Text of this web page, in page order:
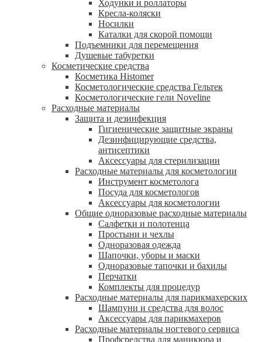
Ходунки и роллаторы
Кресла-коляски
Носилки
Каталки для скорой помощи
Подъемники для перемещения
Душевые табуретки
Косметические средства
Косметика Histomer
Косметологические средства Гельтек
Косметологические гели Noveline
Расходные материалы
Защита и дезинфекция
Гигиенические защитные экраны
Дезинфицирующие средства,
антисептики
Аксессуары для стерилизации
Расходные материалы для косметологии
Инструмент косметолога
Посуда для косметологов
Аксессуары для косметологии
Общие одноразовые расходные материалы
Салфетки и полотенца
Простыни и чехлы
Одноразовая одежда
Шапочки, уборы и маски
Одноразовые тапочки и бахилы
Перчатки
Комплекты для процедур
Расходные материалы для парикмахерских
Шампуни и средства для волос
Аксессуары для парикмахеров
Расходные материалы ногтевого сервиса
Профсредства для маникюра и